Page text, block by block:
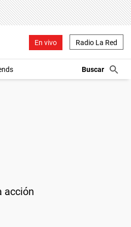
En vivo Radio La Red
acción